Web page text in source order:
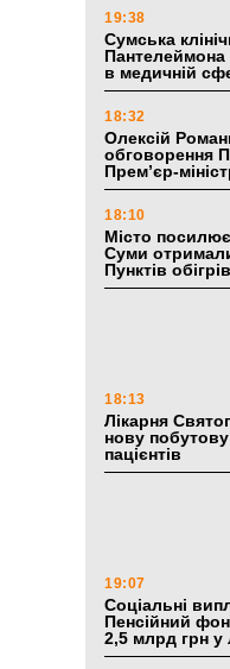
19:38
Сумська
Пантелеймона
в медичній
18:32
Олексій
обговорення
Прем’єр-
18:10
Місто
Суми
Пунктів
18:13
Лікарня
нову
пацієнтів
19:07
Соціальні
Пенсійний
2,5 млрд грн у